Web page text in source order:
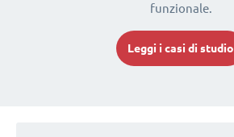
funzionale.
Leggi i casi di studio